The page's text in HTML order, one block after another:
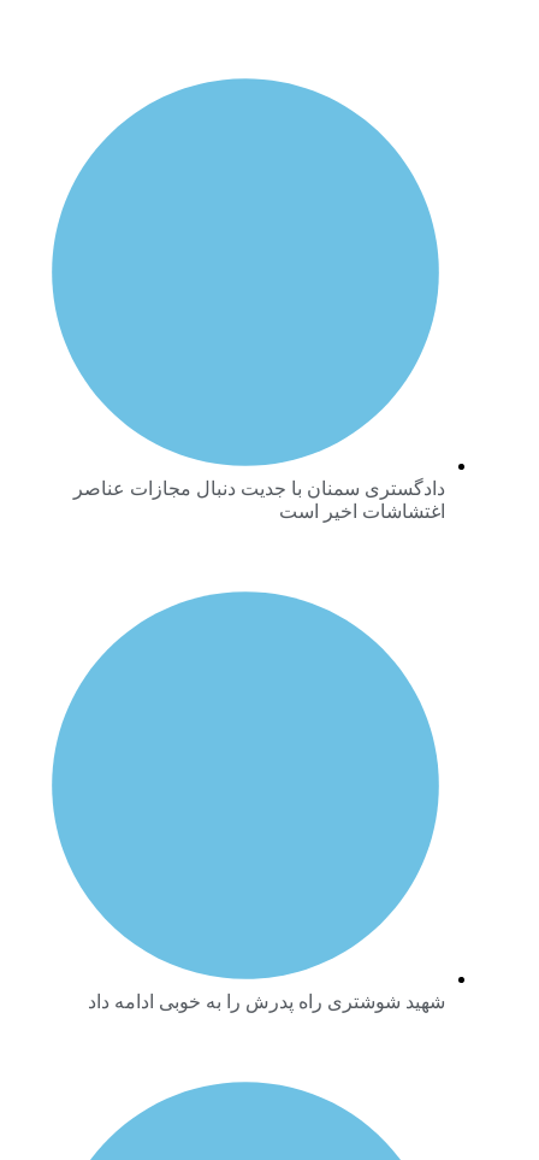
دادگستری سمنان با جدیت دنبال مجازات عناصر
اغتشاشات اخیر است
شهید شوشتری راه پدرش را به خوبی ادامه داد